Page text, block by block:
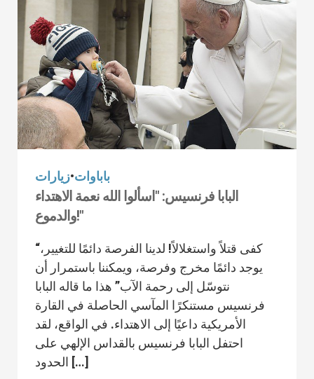
باباوات•زيارات
البابا فرنسيس: "اسألوا الله نعمة الاهتداء
والدموع!"
“كفى قتلاً واستغلالاً! لدينا الفرصة دائمًا للتغيير،
يوجد دائمًا مخرج وفرصة، ويمكننا باستمرار أن
نتوسّل إلى رحمة الآب” هذا ما قاله البابا
فرنسيس مستنكرًا المآسي الحاصلة في القارة
الأمريكية داعيًا إلى الاهتداء. في الواقع، لقد
احتفل البابا فرنسيس بالقداس الإلهي على
الحدود […]